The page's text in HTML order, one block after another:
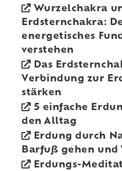
Wurzelchakra
Erdsternchakra:
energetisches
verstehen
Das
Verbindung zur
stärken
5 einfache
den Alltag
Erdung durch
Barfuß gehen und
Erdungs-